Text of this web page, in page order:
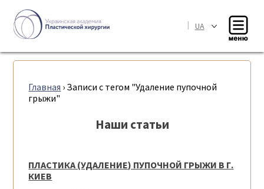
| UA
Главная › Записи с тегом "Удаление пупочной
грыжи"
Наши статьи
ПЛАСТИКА (УДАЛЕНИЕ) ПУПОЧНОЙ ГРЫЖИ В Г.
КИЕВ